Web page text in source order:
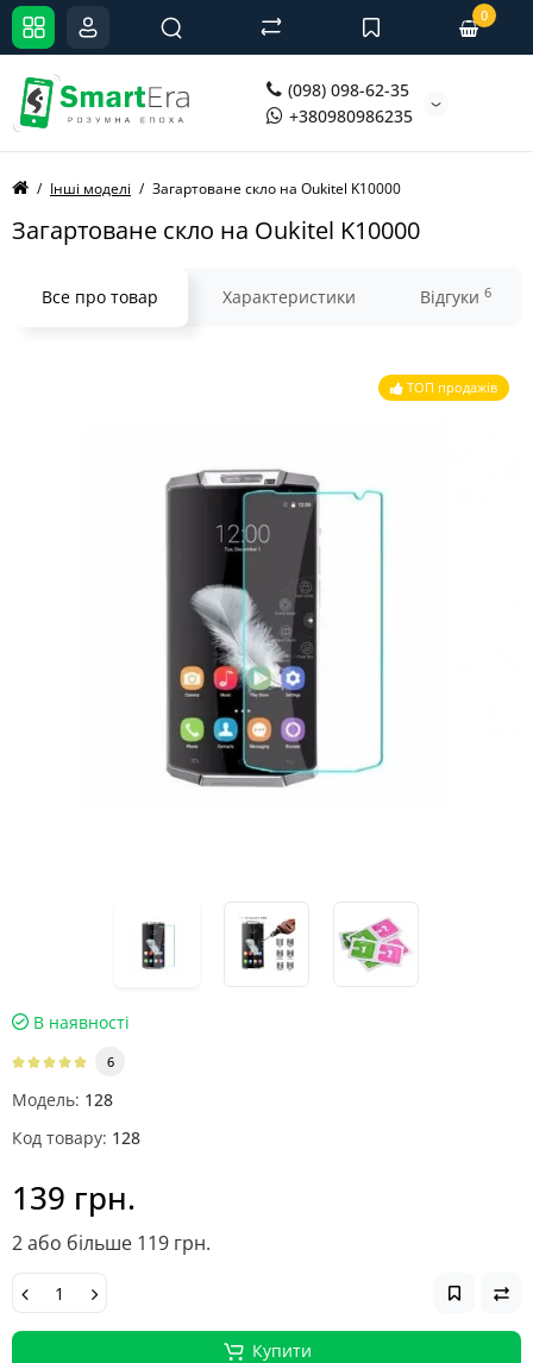
(098) 098-62-35
+380980986235
0
Інші моделі Загартоване скло на Oukitel K10000
Загартоване скло на Oukitel K10000
Все про товар Характеристики Відгуки 6
ТОП продажів
В наявності
6
Модель: 128
Код товару: 128
139 грн.
2 або більше 119 грн.
Купити